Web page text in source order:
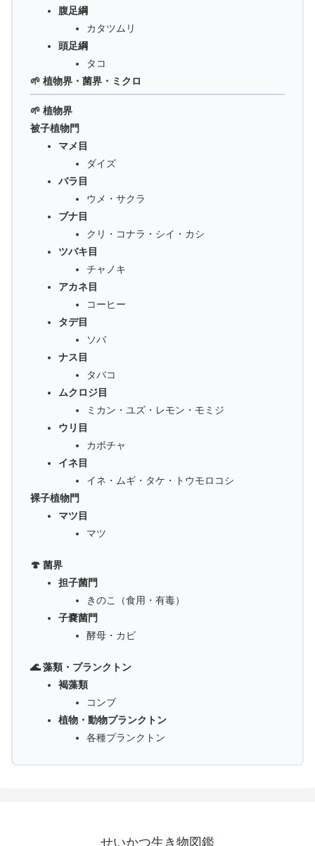
腹足綱
カタツムリ
頭足綱
タコ
🌱 植物界・菌界・ミクロ
🌱 植物界
被子植物門
マメ目
ダイズ
バラ目
ウメ・サクラ
ブナ目
クリ・コナラ・シイ・カシ
ツバキ目
チャノキ
アカネ目
コーヒー
タデ目
ソバ
ナス目
タバコ
ムクロジ目
ミカン・ユズ・レモン・モミジ
ウリ目
カボチャ
イネ目
イネ・ムギ・タケ・トウモロコシ
裸子植物門
マツ目
マツ
🍄 菌界
担子菌門
きのこ（食用・有毒）
子嚢菌門
酵母・カビ
🌊 藻類・プランクトン
褐藻類
コンブ
植物・動物プランクトン
各種プランクトン
せいかつ生き物図鑑